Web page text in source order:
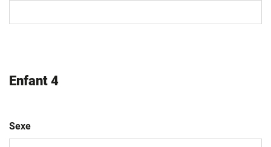
MM
Enfant 4
Sexe